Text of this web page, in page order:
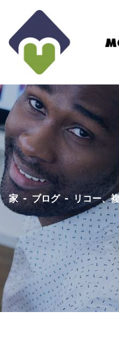
家 - ブログ - リコー、